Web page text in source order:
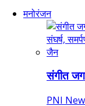
मनोरंजन
संगीत
PNI